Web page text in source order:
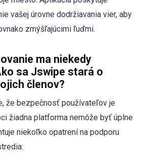
vašej úrovne dodržiavania vier, aby
zmýšľajúcimi ľuďmi.
ma niekedy
sa Jswipe stará o
členov?
že bezpečnosť používateľov je
žiadna platforma nemôže byť úplne
niekoľko opatrení na podporu